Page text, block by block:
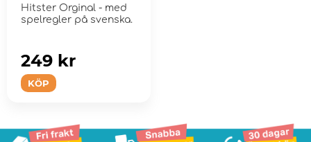
Hitster Orginal - med
spelregler på svenska.
KÖP
249 kr